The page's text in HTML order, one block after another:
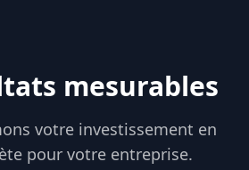
mesurables
votre investissement en
pour votre entreprise.